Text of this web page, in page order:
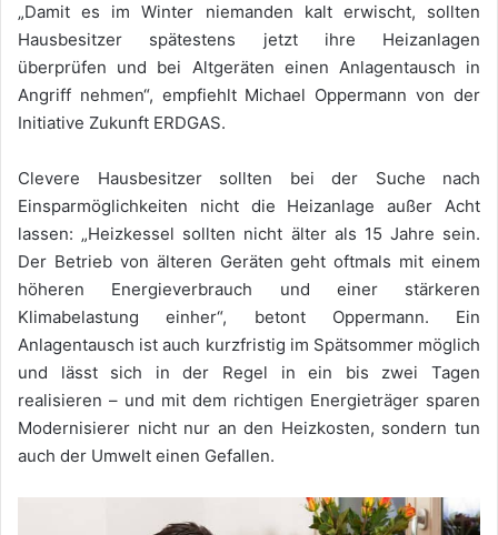
„Damit es im Winter niemanden kalt erwischt, sollten
Hausbesitzer spätestens jetzt ihre Heizanlagen
überprüfen und bei Altgeräten einen Anlagentausch in
Angriff nehmen“, empfiehlt Michael Oppermann von der
Initiative Zukunft ERDGAS.
Clevere Hausbesitzer sollten bei der Suche nach
Einsparmöglichkeiten nicht die Heizanlage außer Acht
lassen: „Heizkessel sollten nicht älter als 15 Jahre sein.
Der Betrieb von älteren Geräten geht oftmals mit einem
höheren Energieverbrauch und einer stärkeren
Klimabelastung einher“, betont Oppermann. Ein
Anlagentausch ist auch kurzfristig im Spätsommer möglich
und lässt sich in der Regel in ein bis zwei Tagen
realisieren – und mit dem richtigen Energieträger sparen
Modernisierer nicht nur an den Heizkosten, sondern tun
auch der Umwelt einen Gefallen.